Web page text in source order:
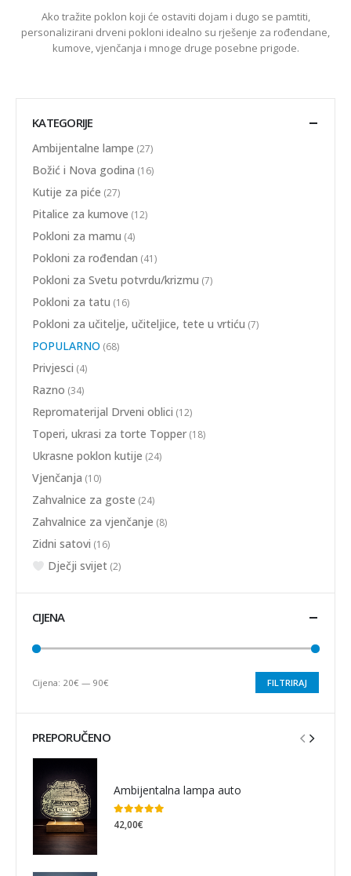
Ako tražite poklon koji će ostaviti dojam i dugo se pamtiti,
personalizirani drveni pokloni idealno su rješenje za rođendane,
kumove, vjenčanja i mnoge druge posebne prigode.
KATEGORIJE
Ambijentalne lampe (27)
Božić i Nova godina (16)
Kutije za piće (27)
Pitalice za kumove (12)
Pokloni za mamu (4)
Pokloni za rođendan (41)
Pokloni za Svetu potvrdu/krizmu (7)
Pokloni za tatu (16)
Pokloni za učitelje, učiteljice, tete u vrtiću (7)
POPULARNO (68)
Privjesci (4)
Razno (34)
Repromaterijal Drveni oblici (12)
Toperi, ukrasi za torte Topper (18)
Ukrasne poklon kutije (24)
Vjenčanja (10)
Zahvalnice za goste (24)
Zahvalnice za vjenčanje (8)
Zidni satovi (16)
Dječji svijet (2)
CIJENA
FILTRIRAJ
Cijena: 20€ — 90€
PREPORUČENO
Ambijentalna lampa auto
0out of 5
42,00€